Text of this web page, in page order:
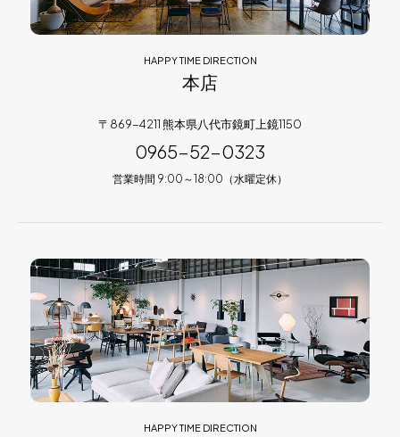
HAPPY TIME DIRECTION
本店
〒869-4211 熊本県八代市鏡町上鏡1150
0965-52-0323
営業時間 9:00～18:00（水曜定休）
HAPPY TIME DIRECTION